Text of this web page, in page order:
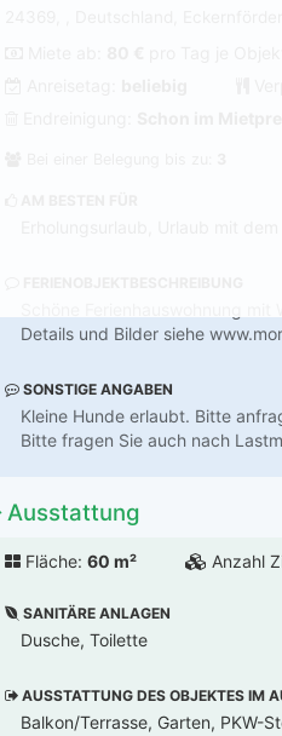
Details und Bilder siehe
SONSTIGE ANGABEN
Kleine Hunde erlaubt. Bitte
Bitte fragen Sie auch nach
Ausstattung
Fläche: 60 m² Anzahl
SANITÄRE ANLAGEN
Dusche, Toilette
AUSSTATTUNG DES OBJEKTES IM
Balkon/Terrasse, Garten, PKW-